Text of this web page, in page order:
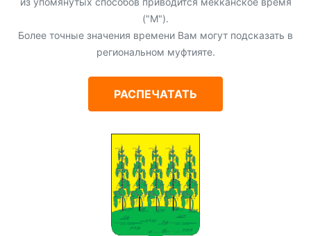
("М").
Более точные значения времени Вам могут подсказать в
региональном муфтияте.
РАСПЕЧАТАТЬ